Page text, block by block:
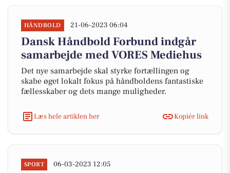
HÅNDBOLD 21-06-2023 06:04
Dansk Håndbold Forbund indgår
samarbejde med VORES Mediehus
Det nye samarbejde skal styrke fortællingen og
skabe øget lokalt fokus på håndboldens fantastiske
fællesskaber og dets mange muligheder.
Læs hele artiklen her Kopiér link
SPORT 06-03-2023 12:05